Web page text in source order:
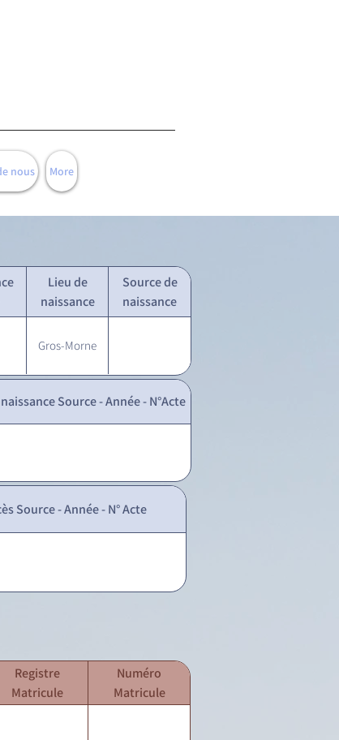
nous More
Lieu de
naissance
Source de
naissance
Gros-Morne
Source - Année - N°Acte
Source - Année - N° Acte
Registre
Matricule
Numéro
Matricule